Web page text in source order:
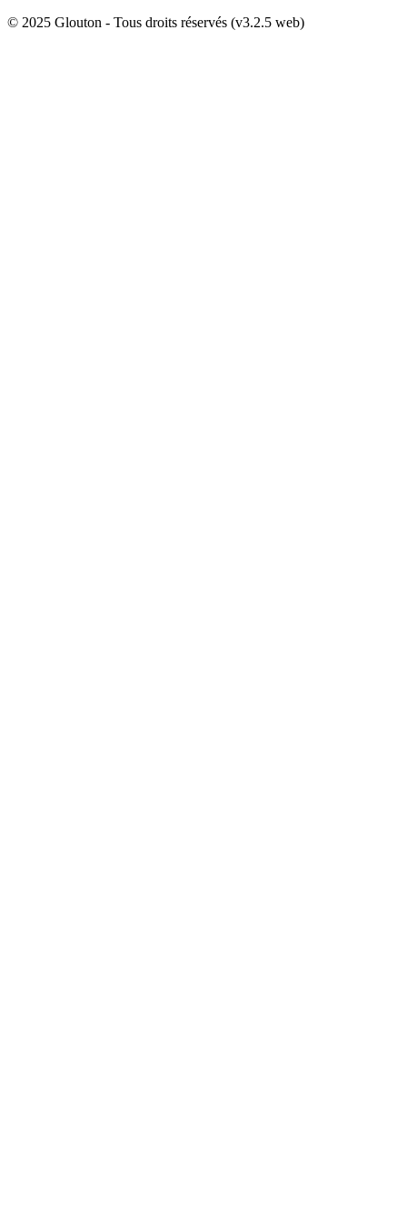
© 2025 Glouton - Tous droits réservés (v3.2.5 web)